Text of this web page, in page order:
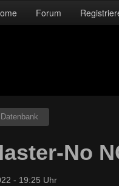
Forum
No
- 19:25 Uhr